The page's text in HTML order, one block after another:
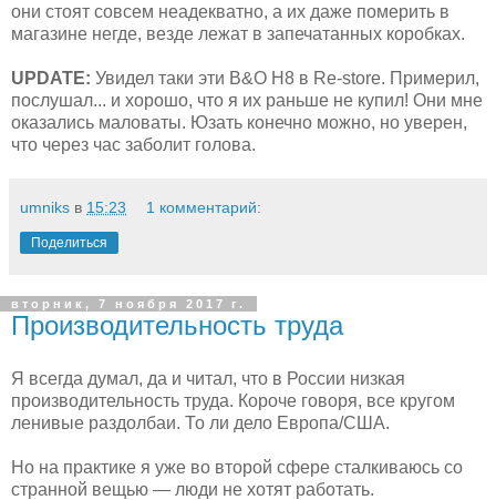
они стоят совсем неадекватно, а их даже померить в
магазине негде, везде лежат в запечатанных коробках.
UPDATE: Увидел таки эти B&O H8 в Re-store. Примерил,
послушал... и хорошо, что я их раньше не купил! Они мне
оказались маловаты. Юзать конечно можно, но уверен,
что через час заболит голова.
umniks в 15:23 1 комментарий:
Поделиться
вторник, 7 ноября 2017 г.
Производительность труда
Я всегда думал, да и читал, что в России низкая
производительность труда. Короче говоря, все кругом
ленивые раздолбаи. То ли дело Европа/США.
Но на практике я уже во второй сфере сталкиваюсь со
странной вещью — люди не хотят работать.